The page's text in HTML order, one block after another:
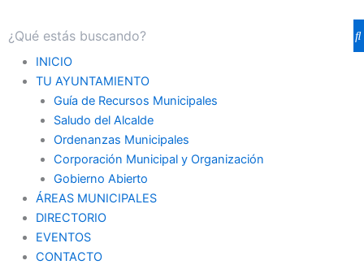
INICIO
TU AYUNTAMIENTO
Guía de Recursos Municipales
Saludo del Alcalde
Ordenanzas Municipales
Corporación Municipal y Organización
Gobierno Abierto
ÁREAS MUNICIPALES
DIRECTORIO
EVENTOS
CONTACTO